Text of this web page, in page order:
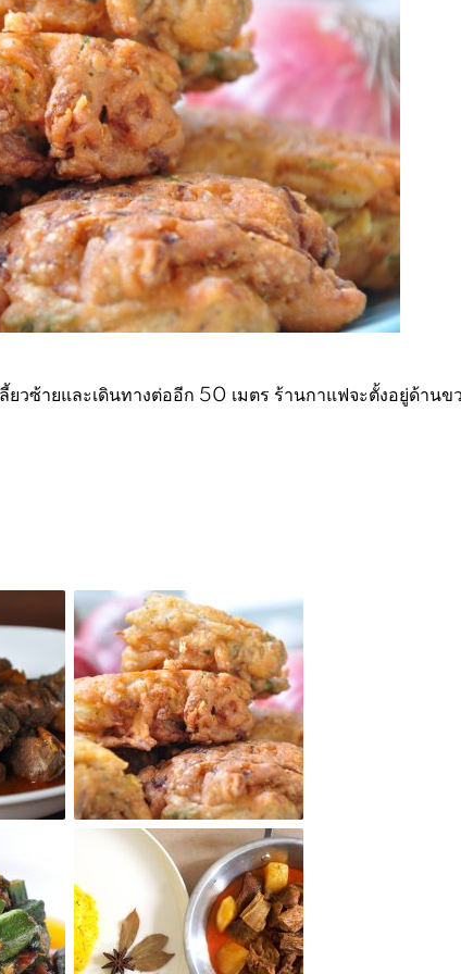
วซ้ายและเดินทางต่ออีก 50 เมตร ร้านกาแฟจะตั้งอยู่ด้านข